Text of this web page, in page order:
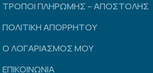
ΤΡΟΠΟΙ ΠΛΗΡΩΜΗΣ – ΑΠΟΣΤΟΛΗΣ
ΠΟΛΙΤΙΚΗ ΑΠΟΡΡΗΤΟΥ
Ο ΛΟΓΑΡΙΑΣΜΟΣ ΜΟΥ
ΕΠΙΚΟΙΝΩΝΙΑ